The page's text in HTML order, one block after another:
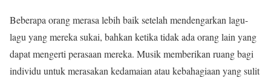
Beberapa orang merasa lebih baik setelah mendengarkan lagu-
lagu yang mereka sukai, bahkan ketika tidak ada orang lain yang
dapat mengerti perasaan mereka. Musik memberikan ruang bagi
individu untuk merasakan kedamaian atau kebahagiaan yang sulit